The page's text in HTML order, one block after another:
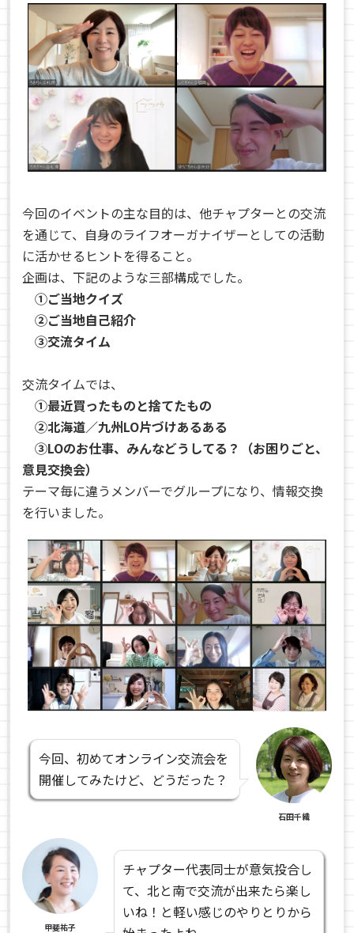
今回のイベントの主な目的は、他チャプターとの交流
を通じて、自身のライフオーガナイザーとしての活動
に活かせるヒントを得ること。
企画は、下記のような三部構成でした。
①ご当地クイズ
②ご当地自己紹介
③交流タイム
交流タイムでは、
①最近買ったものと捨てたもの
②北海道／九州LO片づけあるある
③LOのお仕事、みんなどうしてる？（お困りごと、
意見交換会）
テーマ毎に違うメンバーでグループになり、情報交換
を行いました。
今回、初めてオンライン交流会を
開催してみたけど、どうだった？
石田千織
甲斐祐子
チャプター代表同士が意気投合し
て、北と南で交流が出来たら楽し
いね！と軽い感じのやりとりから